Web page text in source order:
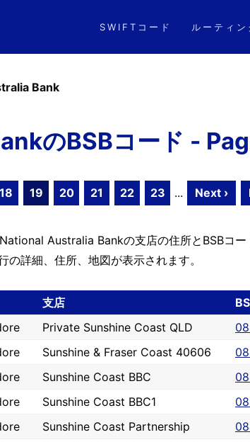
SWIFTコード ルーティ
Bank
のBSBコード -
18 19 20 21 22 23 ... Next ›
Australia Bankの支店の住所とBSBコー
詳細、住所、地図が表示されます。
支店
Private Sunshine Coast QLD
Sunshine & Fraser Coast 40606
Sunshine Coast BBC
Sunshine Coast BBC1
Sunshine Coast Partnership